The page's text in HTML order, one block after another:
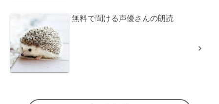
無料で聞ける声優さんの朗読